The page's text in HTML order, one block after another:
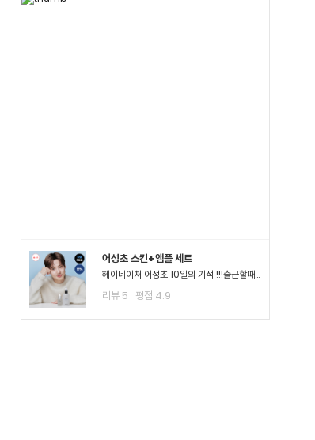
어성초 스킨+앰플 세트
헤이네이처 어성초 10일의 기적 !!!출근할때나 평소 밖에서 다닐때도 계속 마스크를 사용하다보니.. 피부가 나아질 기*가 안보였어요ㅠㅠ 첫날 피부 보시면 다들 아시겠지만 너무 심해서 거울보기도 싫을..
리뷰 5 평점 4.9